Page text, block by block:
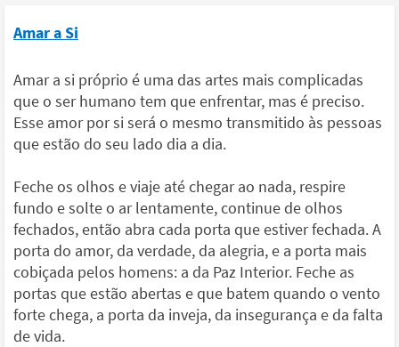
Amar a Si
Amar a si próprio é uma das artes mais complicadas
que o ser humano tem que enfrentar, mas é preciso.
Esse amor por si será o mesmo transmitido às pessoas
que estão do seu lado dia a dia.
Feche os olhos e viaje até chegar ao nada, respire
fundo e solte o ar lentamente, continue de olhos
fechados, então abra cada porta que estiver fechada. A
porta do amor, da verdade, da alegria, e a porta mais
cobiçada pelos homens: a da Paz Interior. Feche as
portas que estão abertas e que batem quando o vento
forte chega, a porta da inveja, da insegurança e da falta
de vida.